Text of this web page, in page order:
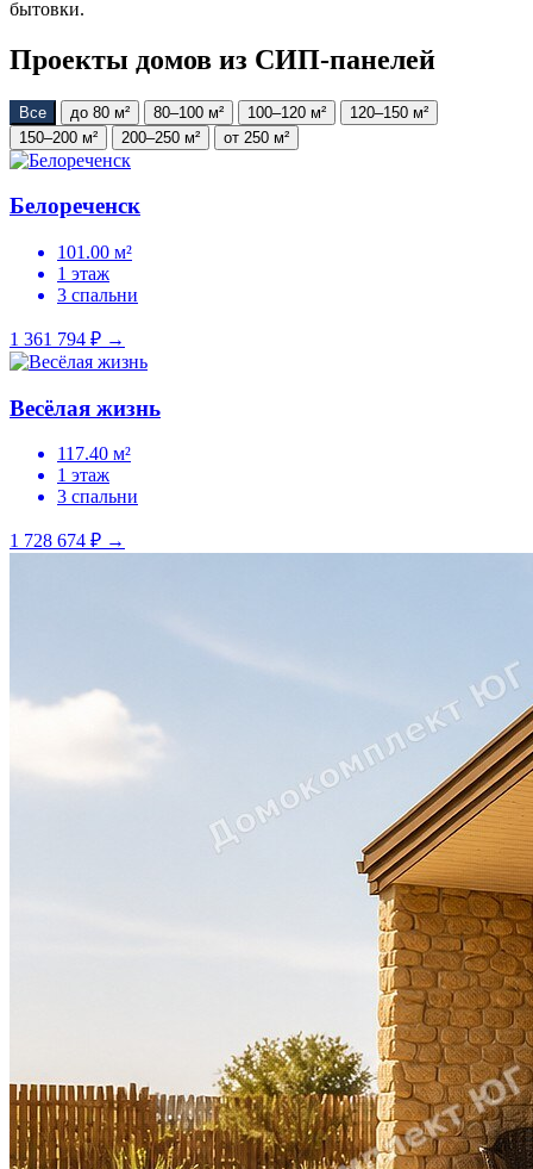
бытовки.
Проекты домов из СИП-панелей
Все до 80 м² 80–100 м² 100–120 м²
120–150 м²
150–200 м²
200–250 м² от 250 м²
Белореченск
101.00 м²
1 этаж
3 спальни
1 361 794 ₽ →
Весёлая жизнь
117.40 м²
1 этаж
3 спальни
1 728 674 ₽ →